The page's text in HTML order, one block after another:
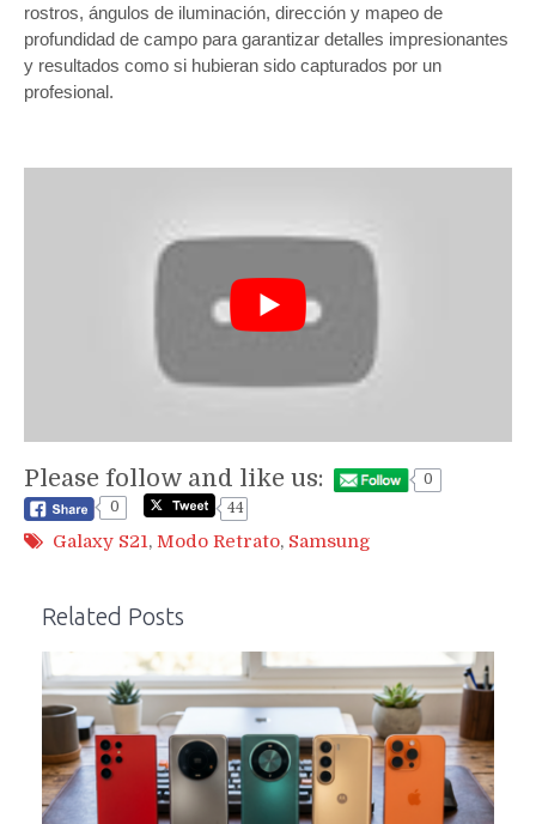
rostros, ángulos de iluminación, dirección y mapeo de
profundidad de campo para garantizar detalles impresionantes
y resultados como si hubieran sido capturados por un
profesional.
Please follow and like us:
0
0
44
Galaxy S21, Modo Retrato, Samsung
Related Posts